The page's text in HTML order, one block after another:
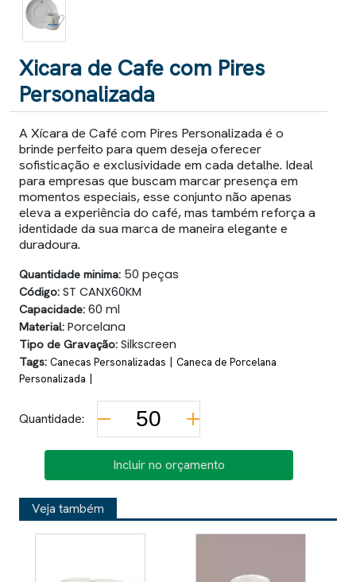
Xicara de Cafe com Pires
Personalizada
A Xícara de Café com Pires Personalizada é o
brinde perfeito para quem deseja oferecer
sofisticação e exclusividade em cada detalhe. Ideal
para empresas que buscam marcar presença em
momentos especiais, esse conjunto não apenas
eleva a experiência do café, mas também reforça a
identidade da sua marca de maneira elegante e
duradoura.
Quantidade minima: 50 peças
Código: ST CANX60KM
Capacidade: 60 ml
Material: Porcelana
Tipo de Gravação: Silkscreen
Tags: Canecas Personalizadas | Caneca de Porcelana
Personalizada |
Quantidade:
Incluir no orçamento
Veja também